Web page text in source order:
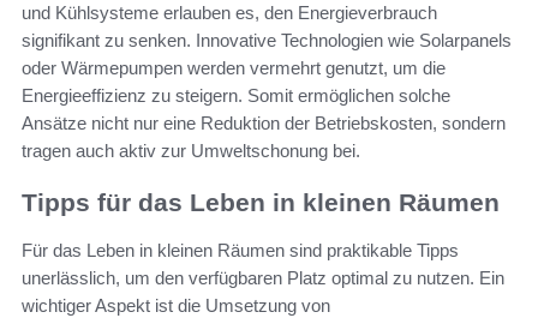
und Kühlsysteme erlauben es, den Energieverbrauch
signifikant zu senken. Innovative Technologien wie Solarpanels
oder Wärmepumpen werden vermehrt genutzt, um die
Energieeffizienz zu steigern. Somit ermöglichen solche
Ansätze nicht nur eine Reduktion der Betriebskosten, sondern
tragen auch aktiv zur Umweltschonung bei.
Tipps für das Leben in kleinen Räumen
Für das Leben in kleinen Räumen sind praktikable Tipps
unerlässlich, um den verfügbaren Platz optimal zu nutzen. Ein
wichtiger Aspekt ist die Umsetzung von